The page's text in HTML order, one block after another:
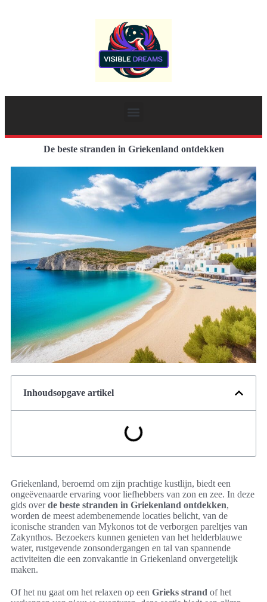
De beste stranden in Griekenland ontdekken
Inhoudsopgave artikel
Griekenland, beroemd om zijn prachtige kustlijn, biedt een
ongeëvenaarde ervaring voor liefhebbers van zon en zee. In deze
gids overde beste stranden in Griekenland ontdekken,
worden de meest adembenemende locaties belicht, van de
iconische stranden van Mykonos tot de verborgen pareltjes van
Zakynthos. Bezoekers kunnen genieten van het helderblauwe
water, rustgevende zonsondergangen en tal van spannende
activiteiten die een zonvakantie in Griekenland onvergetelijk
maken.
Of het nu gaat om het relaxen op een Grieks strand of het